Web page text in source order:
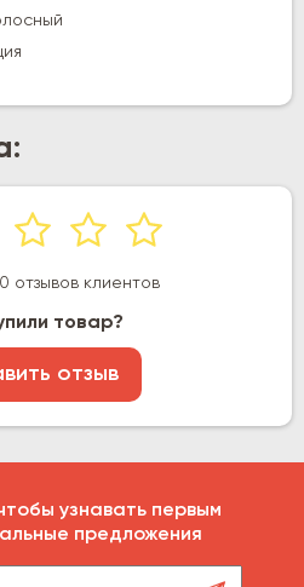
отзывов клиентов
товар?
отзыв
узнавать первым
предложения